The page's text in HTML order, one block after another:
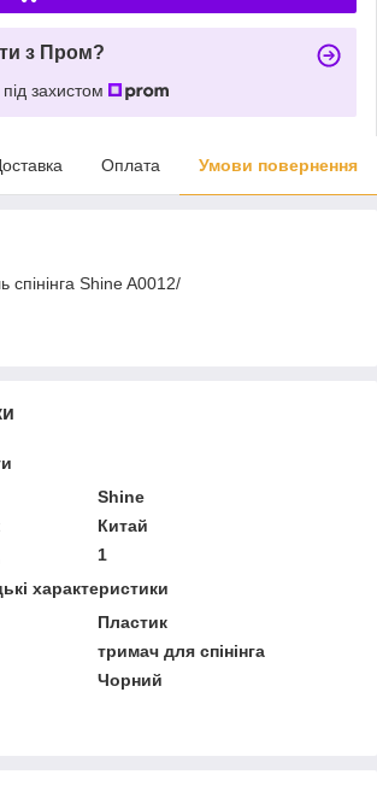
з Пром?
захистом
Оплата Умови повернення
Shine A0012/
Shine
Китай
1
характеристики
Пластик
тримач для спінінга
Чорний